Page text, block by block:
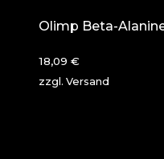
Olimp Beta-
18,09 €
zzgl. Versand